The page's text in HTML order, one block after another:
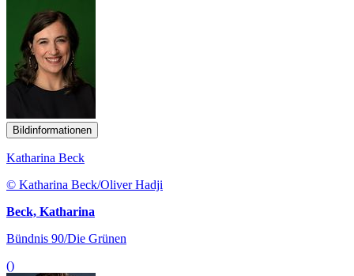
Bildinformationen
Katharina Beck
© Katharina Beck/Oliver Hadji
Beck, Katharina
Bündnis 90/Die Grünen
()